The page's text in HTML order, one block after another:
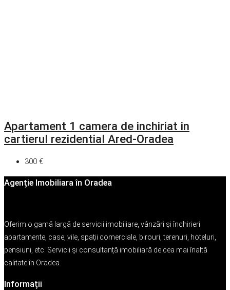
Apartament 1 camera de inchiriat in
cartierul rezidential Ared-Oradea
300 €
Agenție Imobiliara în Oradea
Oferim o gamă largă de servicii imobiliare, vânzări și închirieri
apartamente, case, vile, spații comerciale, birouri, terenuri, hoteluri,
pensiuni, etc. Servicii și consultanță imobiliară de cea mai înaltă
calitate în Oradea.
Informații